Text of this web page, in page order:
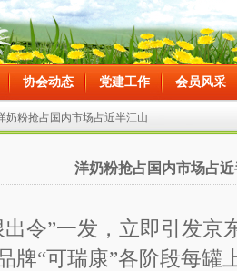
协会动态 党建工作 会员风采
奶粉抢占国内市场占近半江山
洋奶粉抢占国内市场占
出令”一发，立即引发京
牌“可瑞康”各阶段每罐